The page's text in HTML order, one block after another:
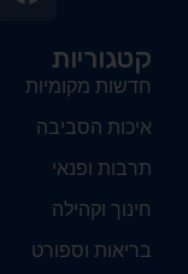
קטגוריות
חדשות מקומיות
איכות הסביבה
תרבות ופנאי
חינוך וקהילה
בריאות וספורט